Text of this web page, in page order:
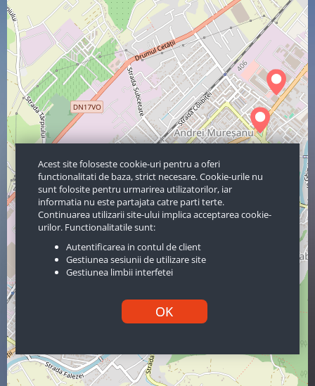
Acest site foloseste cookie-uri pentru a oferi
functionalitati de baza, strict necesare. Cookie-urile nu
sunt folosite pentru urmarirea utilizatorilor, iar
informatia nu este partajata catre parti terte.
Continuarea utilizarii site-ului implica acceptarea cookie-
urilor. Functionalitatile sunt:
Autentificarea in contul de client
Gestiunea sesiunii de utilizare site
Gestiunea limbii interfetei
OK